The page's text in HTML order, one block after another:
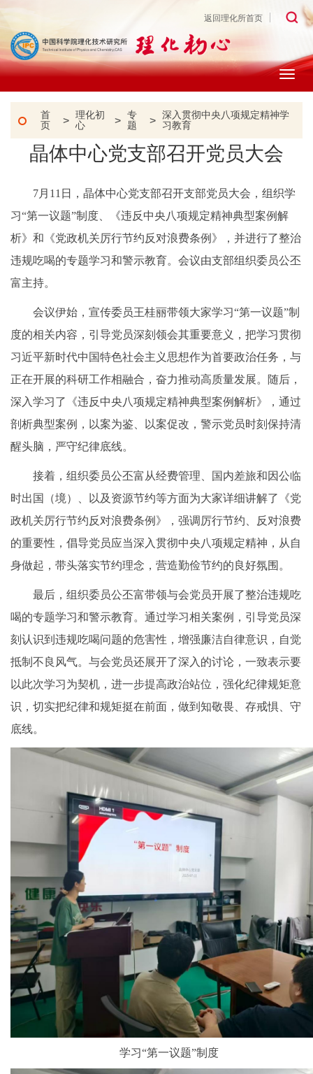
返回理化所首页
首
页
> 理化初
心
> 专
题
> 深入贯彻中央八项规定精神学
习教育
晶体中心党支部召开党员大会
7月11日，晶体中心党支部召开支部党员大会，组织学
习“第一议题”制度、《违反中央八项规定精神典型案例解
析》和《党政机关厉行节约反对浪费条例》，并进行了整治
违规吃喝的专题学习和警示教育。会议由支部组织委员公丕
富主持。
会议伊始，宣传委员王桂丽带领大家学习“第一议题”制
度的相关内容，引导党员深刻领会其重要意义，把学习贯彻
习近平新时代中国特色社会主义思想作为首要政治任务，与
正在开展的科研工作相融合，奋力推动高质量发展。随后，
深入学习了《违反中央八项规定精神典型案例解析》，通过
剖析典型案例，以案为鉴、以案促改，警示党员时刻保持清
醒头脑，严守纪律底线。
接着，组织委员公丕富从经费管理、国内差旅和因公临
时出国（境）、以及资源节约等方面为大家详细讲解了《党
政机关厉行节约反对浪费条例》，强调厉行节约、反对浪费
的重要性，倡导党员应当深入贯彻中央八项规定精神，从自
身做起，带头落实节约理念，营造勤俭节约的良好氛围。
最后，组织委员公丕富带领与会党员开展了整治违规吃
喝的专题学习和警示教育。通过学习相关案例，引导党员深
刻认识到违规吃喝问题的危害性，增强廉洁自律意识，自觉
抵制不良风气。与会党员还展开了深入的讨论，一致表示要
以此次学习为契机，进一步提高政治站位，强化纪律规矩意
识，切实把纪律和规矩挺在前面，做到知敬畏、存戒惧、守
底线。
学习“第一议题”制度